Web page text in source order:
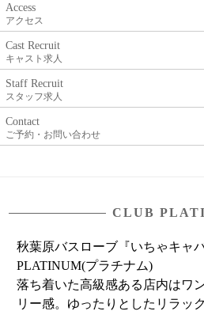
Access
アクセス
Cast Recruit
キャスト求人
Staff Recruit
スタッフ求人
Contact
ご予約・お問い合わせ
CLUB
秋葉原バスローブ『いちゃキャ
PLATINUM(プラチナム)
落ち着いた高級感ある店内はワ
リー感。ゆったりとしたリラッ